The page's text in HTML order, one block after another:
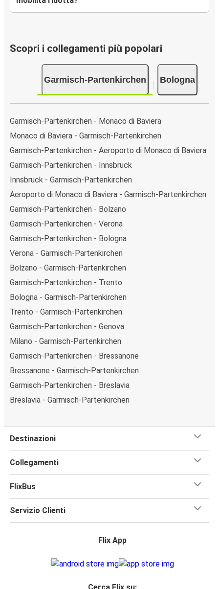
Scopri i collegamenti più popolari
Garmisch-Partenkirchen Bologna
Garmisch-Partenkirchen - Monaco di Baviera
Monaco di Baviera - Garmisch-Partenkirchen
Garmisch-Partenkirchen - Aeroporto di Monaco di Baviera
Garmisch-Partenkirchen - Innsbruck
Innsbruck - Garmisch-Partenkirchen
Aeroporto di Monaco di Baviera - Garmisch-Partenkirchen
Garmisch-Partenkirchen - Bolzano
Garmisch-Partenkirchen - Verona
Garmisch-Partenkirchen - Bologna
Verona - Garmisch-Partenkirchen
Bolzano - Garmisch-Partenkirchen
Garmisch-Partenkirchen - Trento
Bologna - Garmisch-Partenkirchen
Trento - Garmisch-Partenkirchen
Garmisch-Partenkirchen - Genova
Milano - Garmisch-Partenkirchen
Garmisch-Partenkirchen - Bressanone
Bressanone - Garmisch-Partenkirchen
Garmisch-Partenkirchen - Breslavia
Breslavia - Garmisch-Partenkirchen
Destinazioni
Collegamenti
FlixBus
Servizio Clienti
Flix App
Cerca Flix su: